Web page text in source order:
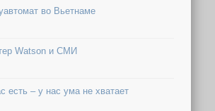
во Вьетнаме
Watson и СМИ
есть – у нас ума не хватает